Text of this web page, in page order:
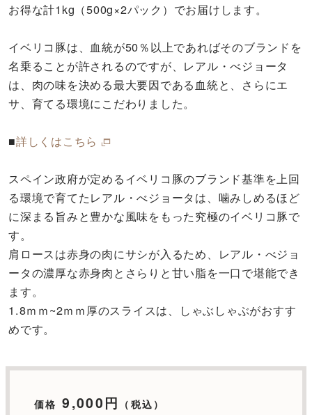
お得な計1kg（500g×2パック）でお届けします。
イベリコ豚は、血統が50％以上であればそのブランドを
名乗ることが許されるのですが、レアル・べジョータ
は、肉の味を決める最大要因である血統と、さらにエ
サ、育てる環境にこだわりました。
■詳しくはこちら
スペイン政府が定めるイベリコ豚のブランド基準を上回
る環境で育てたレアル・べジョータは、噛みしめるほど
に深まる旨みと豊かな風味をもった究極のイベリコ豚で
す。
肩ロースは赤身の肉にサシが入るため、レアル・べジョ
ータの濃厚な赤身肉とさらりと甘い脂を一口で堪能でき
ます。
1.8ｍｍ~2ｍｍ厚のスライスは、しゃぶしゃぶがおすす
めです。
価格 9,000円 （税込）